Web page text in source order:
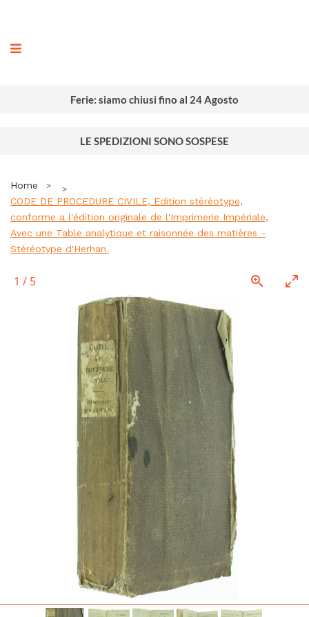
Ferie: siamo chiusi fino al 24 Agosto
LE SPEDIZIONI SONO SOSPESE
Home
CODE DE PROCEDURE CIVILE, Edition stéréotype,
conforme a l'édition originale de l'Imprimerie Impériale,
Avec une Table analytique et raisonnée des matières -
Stéréotype d'Herhan.
1 / 5